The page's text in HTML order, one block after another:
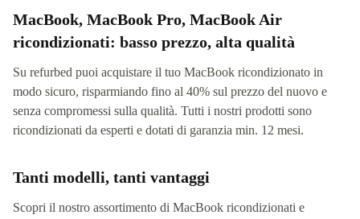
MacBook, MacBook Pro, MacBook Air
ricondizionati: basso prezzo, alta qualità
Su refurbed puoi acquistare il tuo MacBook ricondizionato in
modo sicuro, risparmiando fino al 40% sul prezzo del nuovo e
senza compromessi sulla qualità. Tutti i nostri prodotti sono
ricondizionati da esperti e dotati di garanzia min. 12 mesi.
Tanti modelli, tanti vantaggi
Scopri il nostro assortimento di MacBook ricondizionati e